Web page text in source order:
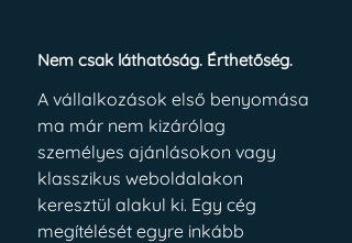
Nem csak láthatóság. Érthetőség.
A vállalkozások első benyomása
ma már nem kizárólag
személyes ajánlásokon vagy
klasszikus weboldalakon
keresztül alakul ki. Egy cég
megítélését egyre inkább